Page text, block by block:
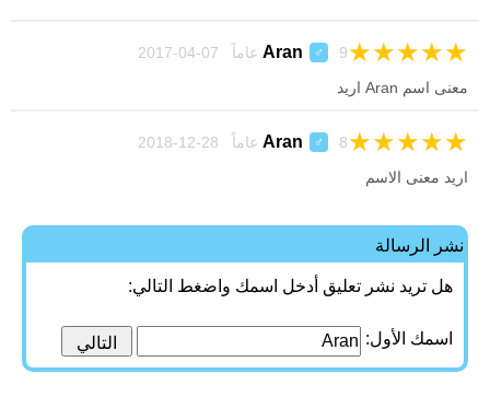
Aran ♂ 9 عاماً 07-04-2017 ★
★
★
★
★
معنى اسم Aran اريد
Aran ♂ 8 عاماً 28-12-2018 ★
★
★
★
★
اريد معنى الاسم
نشر الرسالة
هل تريد نشر تعليق أدخل اسمك واضغط التالي:
اسمك الأول: